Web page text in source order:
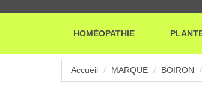
HOMÉOPATHIE
Accueil MARQUE BOIRON